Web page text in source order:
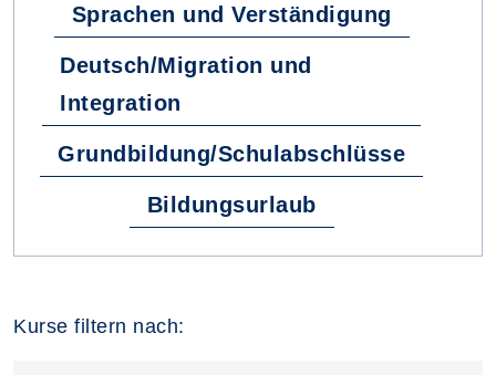
Sprachen und Verständigung
Deutsch/Migration und
Integration
Grundbildung/Schulabschlüsse
Bildungsurlaub
Kurse filtern nach: